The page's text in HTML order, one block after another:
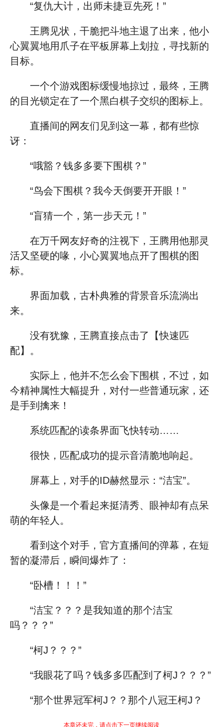
“复仇大计，出师未捷豆先死！”
王腾见状，干脆把斗地主退了出来，他小
心翼翼地用爪子在平板屏幕上划拉，寻找新的
目标。
一个个游戏图标缓慢地掠过，最终，王腾
的目光锁定在了一个黑白棋子交织的图标上。
直播间的网友们见到这一幕，都有些惊
讶：
“哦豁？钱多多要下围棋？”
“鸟会下围棋？我今天倒要开开眼！”
“盲猜一个，第一步天元！”
在万千网友好奇的注视下，王腾用他那灵
活又坚硬的喙，小心翼翼地点开了围棋的图
标。
界面加载，古朴典雅的背景音乐流淌出
来。
没有犹豫，王腾直接点击了【快速匹
配】。
实际上，他并不怎么会下围棋，不过，如
今精神属性大幅提升，对付一些普通玩家，还
是手到擒来！
系统匹配的读条界面飞快转动……
很快，匹配成功的提示音清脆地响起。
屏幕上，对手的ID赫然显示：“洁宝”。
头像是一个看起来挺清秀、眼神却有点呆
萌的年轻人。
看到这个对手，官方直播间的弹幕，在短
暂的凝滞后，瞬间爆炸了：
“卧槽！！！”
“洁宝？？？是我知道的那个洁宝
吗？？？”
“柯J？？？”
“我眼花了吗？钱多多匹配到了柯J？？？”
“那个世界冠军柯J？？那个八冠王柯J？
本章还未完，请点击下一页继续阅读